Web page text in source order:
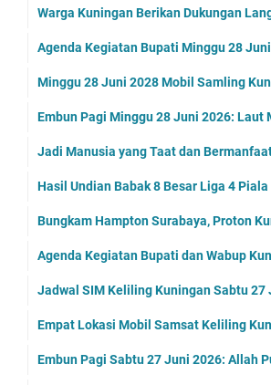
Warga Kuningan Berikan Dukungan
Agenda Kegiatan Bupati Minggu 28
Minggu 28 Juni 2028 Mobil Samling
Embun Pagi Minggu 28 Juni 2026: Laut
Jadi Manusia yang Taat dan
Hasil Undian Babak 8 Besar Liga 4
Bungkam Hampton Surabaya, Proton
Agenda Kegiatan Bupati dan Wabup
Jadwal SIM Keliling Kuningan Sabtu 27
Empat Lokasi Mobil Samsat Keliling
Embun Pagi Sabtu 27 Juni 2026: Allah